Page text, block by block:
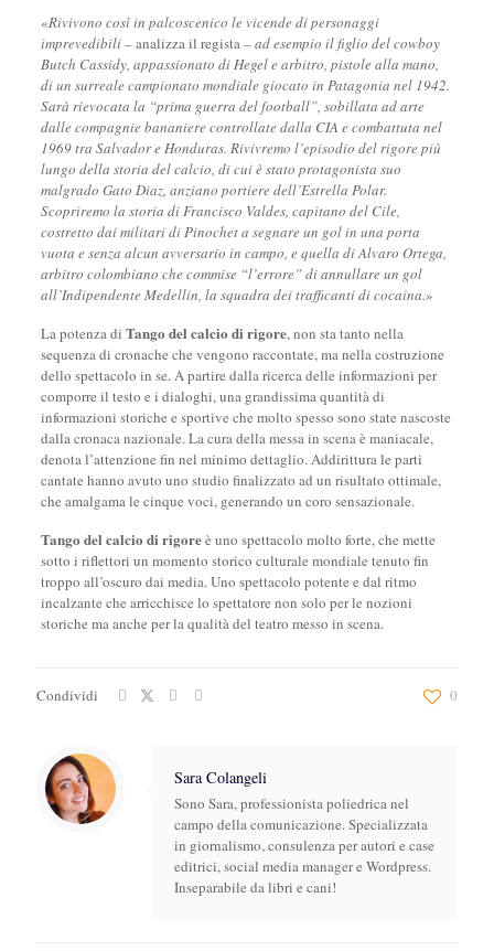
«Rivivono così in palcoscenico le vicende di personaggi
imprevedibili –analizza il regista– ad esempio il figlio del cowboy
Butch Cassidy, appassionato di Hegel e arbitro, pistole alla mano,
di un surreale campionato mondiale giocato in Patagonia nel 1942.
Sarà rievocata la “prima guerra del football”, sobillata ad arte
dalle compagnie bananiere controllate dalla CIA e combattuta nel
1969 tra Salvador e Honduras. Rivivremo l’episodio del rigore più
lungo della storia del calcio, di cui è stato protagonista suo
malgrado Gato Diaz, anziano portiere dell’Estrella Polar.
Scopriremo la storia di Francisco Valdes, capitano del Cile,
costretto dai militari di Pinochet a segnare un gol in una porta
vuota e senza alcun avversario in campo, e quella di Alvaro Ortega,
arbitro colombiano che commise “l’errore” di annullare un gol
all’Indipendente Medellin, la squadra dei trafficanti di cocaina.»
La potenza di Tango del calcio di rigore, non sta tanto nella
sequenza di cronache che vengono raccontate, ma nella costruzione
dello spettacolo in se. A partire dalla ricerca delle informazioni per
comporre il testo e i dialoghi, una grandissima quantità di
informazioni storiche e sportive che molto spesso sono state nascoste
dalla cronaca nazionale. La cura della messa in scena è maniacale,
denota l’attenzione fin nel minimo dettaglio. Addirittura le parti
cantate hanno avuto uno studio finalizzato ad un risultato ottimale,
che amalgama le cinque voci, generando un coro sensazionale.
Tango del calcio di rigoreè uno spettacolo molto forte, che mette
sotto i riflettori un momento storico culturale mondiale tenuto fin
troppo all’oscuro dai media. Uno spettacolo potente e dal ritmo
incalzante che arricchisce lo spettatore non solo per le nozioni
storiche ma anche per la qualità del teatro messo in scena.
Condividi 0
Sara Colangeli
Sono Sara, professionista poliedrica nel
campo della comunicazione. Specializzata
in giornalismo, consulenza per autori e case
editrici, social media manager e Wordpress.
Inseparabile da libri e cani!